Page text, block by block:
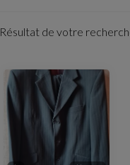
Résultat de votre